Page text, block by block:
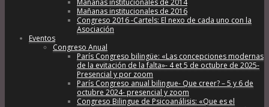
Mañanas institucionales de 2014
Mañanas institucionales de 2016
Congreso 2016 -Cartels: El nexo de cada uno con la
Asociación
Eventos
Congreso Anual
París Congreso bilingüe: «Las concepciones modernas
de la evitación de la falta»- 4 et 5 de octubre de 2025-
Presencial y por zoom
París Congreso anual bilingue- Que creer? – 5 y 6 de
octubre 2024- presencial y zoom
Congreso Bilingue de Psicoanálisis: «Que es el